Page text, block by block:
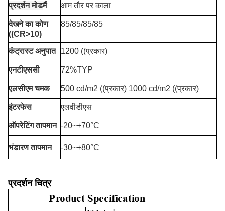
प्रदर्शन मोडमैं आम तौर पर काला
देखने का कोण
((CR>10)
85/85/85/85
कंट्रास्ट अनुपात 1200 ((प्रकार)
एनटीएससी 72%TYP
एलसीएम चमक 500 cd/m2 ((प्रकार) 1000 cd/m2 ((प्रकार)
इंटरफेस एलवीडीएस
ऑपरेटिंग तापमान -20~+70°C
भंडारण तापमान -30~+80°C
प्रदर्शन चित्र